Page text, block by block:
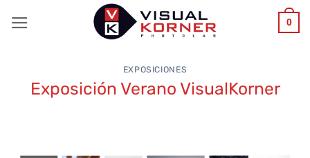
0
EXPOSICIONES
Exposición Verano VisualKorner